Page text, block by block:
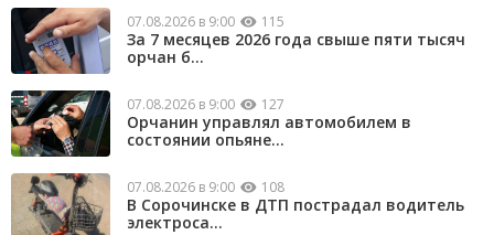
07.08.2026 в 9:00 115
За 7 месяцев 2026 года свыше пяти тысяч
орчан б...
07.08.2026 в 9:00 127
Орчанин управлял автомобилем в
состоянии опьяне...
07.08.2026 в 9:00 108
В Сорочинске в ДТП пострадал водитель
электроса...